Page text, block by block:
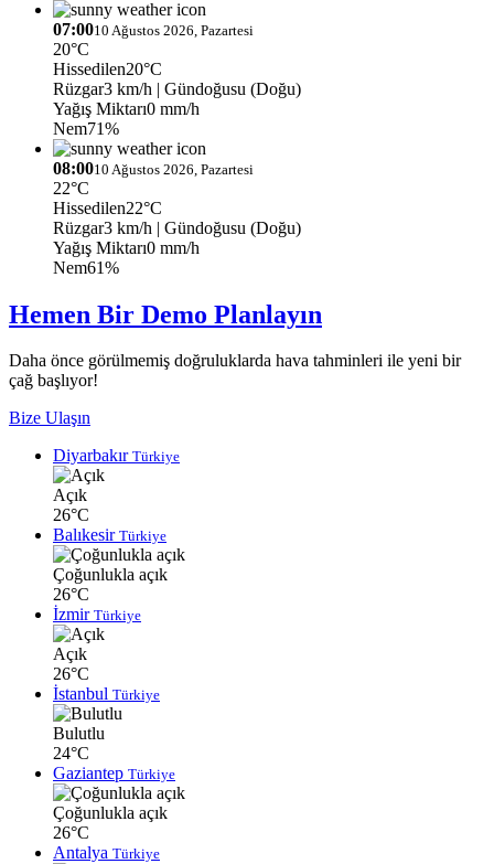
07:0010 Ağustos 2026, Pazartesi
20°C
Hissedilen20°C
Rüzgar3 km/h | Gündoğusu (Doğu)
Yağış Miktarı0 mm/h
Nem71%
08:0010 Ağustos 2026, Pazartesi
22°C
Hissedilen22°C
Rüzgar3 km/h | Gündoğusu (Doğu)
Yağış Miktarı0 mm/h
Nem61%
Hemen Bir Demo Planlayın
Daha önce görülmemiş doğruluklarda hava tahminleri ile yeni bir
çağ başlıyor!
Bize Ulaşın
Diyarbakır Türkiye
Açık
26°C
Balıkesir Türkiye
Çoğunlukla açık
26°C
İzmir Türkiye
Açık
26°C
İstanbul Türkiye
Bulutlu
24°C
Gaziantep Türkiye
Çoğunlukla açık
26°C
Antalya Türkiye